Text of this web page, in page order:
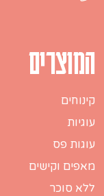
המוצרים
קינוחים
עוגיות
עוגות פס
מאפים וקישים
ללא סוכר